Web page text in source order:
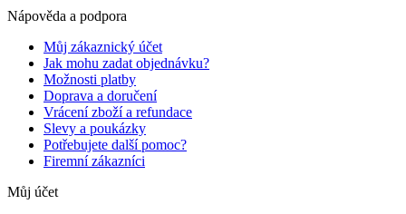
Nápověda a podpora
Můj zákaznický účet
Jak mohu zadat objednávku?
Možnosti platby
Doprava a doručení
Vrácení zboží a refundace
Slevy a poukázky
Potřebujete další pomoc?
Firemní zákazníci
Můj účet